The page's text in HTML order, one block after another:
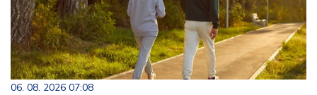
06. 08. 2026 07:08